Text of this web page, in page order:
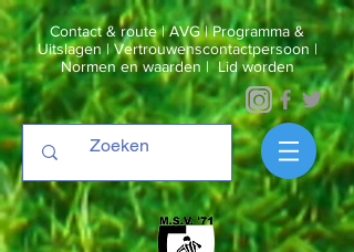
Contact & route|AVG|Programma &
Uitslagen|Vertrouwenscontactpersoon |
Normen en waarden | Lid worden